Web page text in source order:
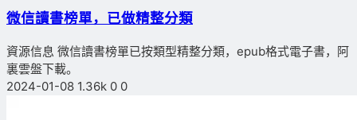
微信讀書榜單，已做精整分類
資源信息 微信讀書榜單已按類型精整分類，epub格式電子書，阿
裏雲盤下載。
2024-01-08 1.36k 0 0